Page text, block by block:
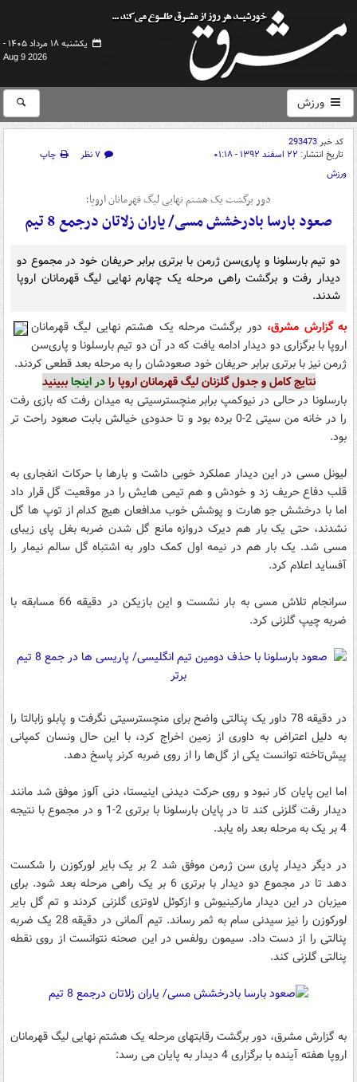
یکشنبه ۱۸ مرداد ۱۴۰۵ -
Aug 9 2026
ورزش
کد خبر293473
تاریخ انتشار: ۲۲ اسفند ۱۳۹۲ - ۰۱:۱۸ ۷ نظر
چاپ
ورزش
دور برگشت یک هشتم نهایی لیگ قهرمانان اروپا؛
صعود بارسا بادرخشش مسی/ یاران زلاتان درجمع 8 تیم
دو تیم بارسلونا و پاری‌سن ژرمن با برتری برابر حریفان خود در مجموع دو
دیدار رفت و برگشت راهی مرحله یک چهارم نهایی لیگ قهرمانان اروپا
شدند.
به گزارش مشرق، دور برگشت مرحله یک هشتم نهایی لیگ قهرمانان
اروپا با برگزاری دو دیدار ادامه یافت که در آن دو تیم بارسلونا و پاری‌سن
ژرمن نیز با برتری برابر حریفان خود صعودشان را به مرحله بعد قطعی کردند.
نتایج کامل و جدول گلزنان لیگ قهرمانان اروپا رادر اینجاببینید
بارسلونا در حالی در نیوکمپ برابر منچستر‌سیتی به میدان رفت که بازی رفت
را در خانه من سیتی 2-0 برده بود و تا حدودی خیالش بابت صعود راحت تر
بود.
لیونل مسی در این دیدار عملکرد خوبی داشت و بارها با حرکات انفجاری به
قلب دفاع حریف زد و خودش و هم تیمی هایش را در موقعیت گل قرار داد
اما با درخشش جو هارت و پوشش خوب مدافعان هیچ کدام از توپ ها گل
نشدند، حتی یک بار هم دیرک دروازه مانع گل شدن ضربه بغل پای زیبای
مسی شد. یک بار هم در نیمه اول کمک داور به اشتباه گل سالم نیمار را
آفساید اعلام کرد.
سرانجام تلاش مسی به بار نشست و این بازیکن در دقیقه 66 مسابقه با
ضربه چیپ گلزنی کرد.
در دقیقه 78 داور یک پنالتی واضح برای منچستر‌سیتی نگرفت و پابلو زابالتا را
به دلیل اعتراض به داوری از زمین اخراج کرد، با این حال ونسان کمپانی
پیش‌تاخته توانست یکی از گل‌ها را از روی ضربه کرنر پاسخ دهد.
اما این پایان کار نبود و روی حرکت دیدنی اینیستا، دنی آلوز موفق شد مانند
دیدار رفت گلزنی کند تا در پایان بارسلونا با برتری 2-1 و در مجموع با نتیجه
4 بر یک به مرحله بعد راه یابد.
در دیگر دیدار پاری سن ژرمن موفق شد 2 بر یک بایر لورکوزن را شکست
دهد تا در مجموع دو دیدار با برتری 6 بر یک راهی مرحله بعد شود. برای
میزبان در این دیدار مارکینیوش و ازکوئل لاوتزی گلزنی کردند و تم گل بایر
لورکوزن را نیز سیدنی سام به ثمر رساند. تیم آلمانی در دقیقه 28 یک ضربه
پنالتی را از دست داد. سیمون رولفس در این صحنه نتوانست از روی نقطه
پنالتی گلزنی کند.
به گزارش مشرق، دور برگشت رقابتهای مرحله یک هشتم نهایی لیگ قهرمانان
اروپا هفته آینده با برگزاری 4 دیدار به پایان می رسد: